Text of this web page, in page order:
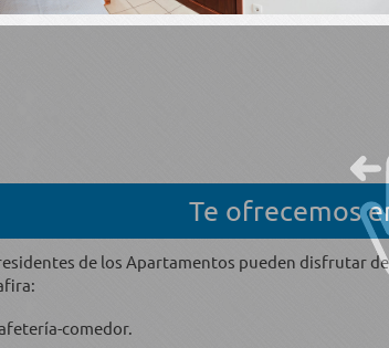
Te ofrecemos
de los Apartamentos pueden disfrutar
comedor.